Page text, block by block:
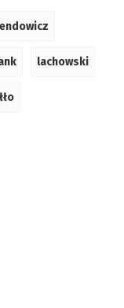
lachowski